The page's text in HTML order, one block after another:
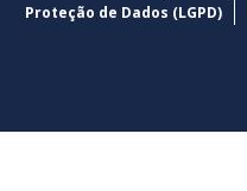
Proteção de Dados (LGPD)